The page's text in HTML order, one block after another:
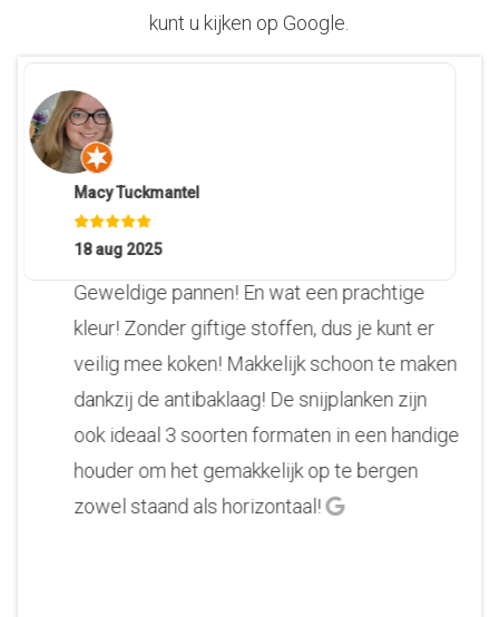
kunt u kijken op Google.
Macy Tuckmantel
18 aug 2025
Geweldige pannen! En wat een prachtige
kleur! Zonder giftige stoffen, dus je kunt er
veilig mee koken! Makkelijk schoon te maken
dankzij de antibaklaag! De snijplanken zijn
ook ideaal 3 soorten formaten in een handige
houder om het gemakkelijk op te bergen
zowel staand als horizontaal!